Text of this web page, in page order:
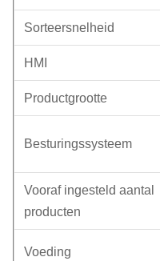
Sorteersnelheid
HMI
Productgrootte
Besturingssysteem
Vooraf ingesteld aantal
producten
Voeding